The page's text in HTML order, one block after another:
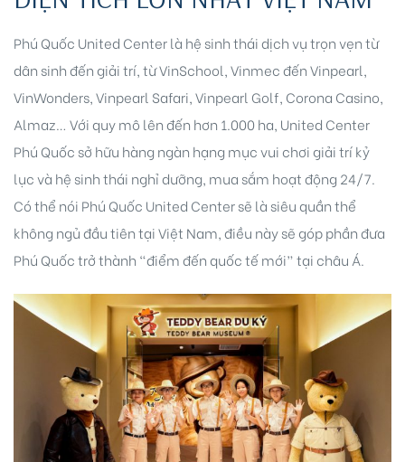
Phú Quốc United Center là hệ sinh thái dịch vụ trọn vẹn từ
dân sinh đến giải trí, từ VinSchool, Vinmec đến Vinpearl,
VinWonders, Vinpearl Safari, Vinpearl Golf, Corona Casino,
Almaz… Với quy mô lên đến hơn 1.000 ha, United Center
Phú Quốc sở hữu hàng ngàn hạng mục vui chơi giải trí kỷ
lục và hệ sinh thái nghỉ dưỡng, mua sắm hoạt động 24/7.
Có thể nói Phú Quốc United Center sẽ là siêu quần thể
không ngủ đầu tiên tại Việt Nam, điều này sẽ góp phần đưa
Phú Quốc trở thành “điểm đến quốc tế mới” tại châu Á.